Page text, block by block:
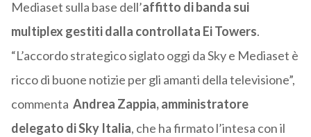
Mediaset sulla base dell’affitto di banda sui
multiplex gestiti dalla controllata Ei Towers.
“L’accordo strategico siglato oggi da Sky e Mediaset è
ricco di buone notizie per gli amanti della televisione”,
commenta Andrea Zappia, amministratore
delegato di Sky Italia, che ha firmato l’intesa con il